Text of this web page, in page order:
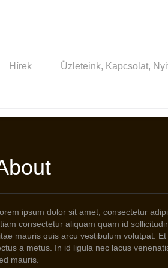
Hírek Üzleteink, Kapcsolat,
ipsum dolor sit amet, consectetur
consectetur aliquam quam id
mauris quis arcu vestibulum volutpat.
a metus. In id ligula nec lacus
mauris.